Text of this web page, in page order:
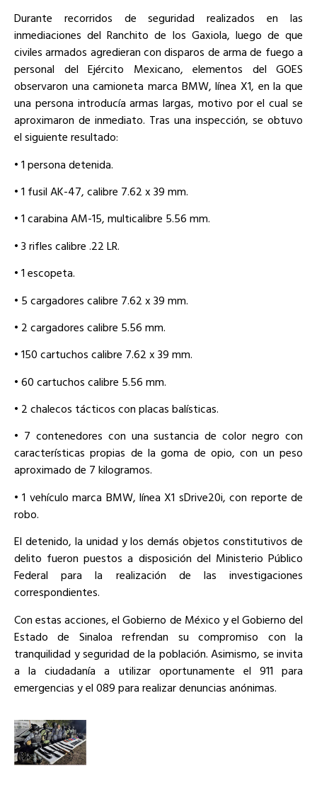
Durante recorridos de seguridad realizados en las
inmediaciones del Ranchito de los Gaxiola, luego de que
civiles armados agredieran con disparos de arma de fuego a
personal del Ejército Mexicano, elementos del GOES
observaron una camioneta marca BMW, línea X1, en la que
una persona introducía armas largas, motivo por el cual se
aproximaron de inmediato. Tras una inspección, se obtuvo
el siguiente resultado:
• 1 persona detenida.
• 1 fusil AK-47, calibre 7.62 x 39 mm.
• 1 carabina AM-15, multicalibre 5.56 mm.
• 3 rifles calibre .22 LR.
• 1 escopeta.
• 5 cargadores calibre 7.62 x 39 mm.
• 2 cargadores calibre 5.56 mm.
• 150 cartuchos calibre 7.62 x 39 mm.
• 60 cartuchos calibre 5.56 mm.
• 2 chalecos tácticos con placas balísticas.
• 7 contenedores con una sustancia de color negro con
características propias de la goma de opio, con un peso
aproximado de 7 kilogramos.
• 1 vehículo marca BMW, línea X1 sDrive20i, con reporte de
robo.
El detenido, la unidad y los demás objetos constitutivos de
delito fueron puestos a disposición del Ministerio Público
Federal para la realización de las investigaciones
correspondientes.
Con estas acciones, el Gobierno de México y el Gobierno del
Estado de Sinaloa refrendan su compromiso con la
tranquilidad y seguridad de la población. Asimismo, se invita
a la ciudadanía a utilizar oportunamente el 911 para
emergencias y el 089 para realizar denuncias anónimas.